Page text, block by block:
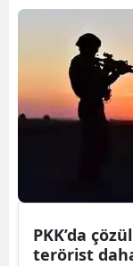
PKK’da
terörist